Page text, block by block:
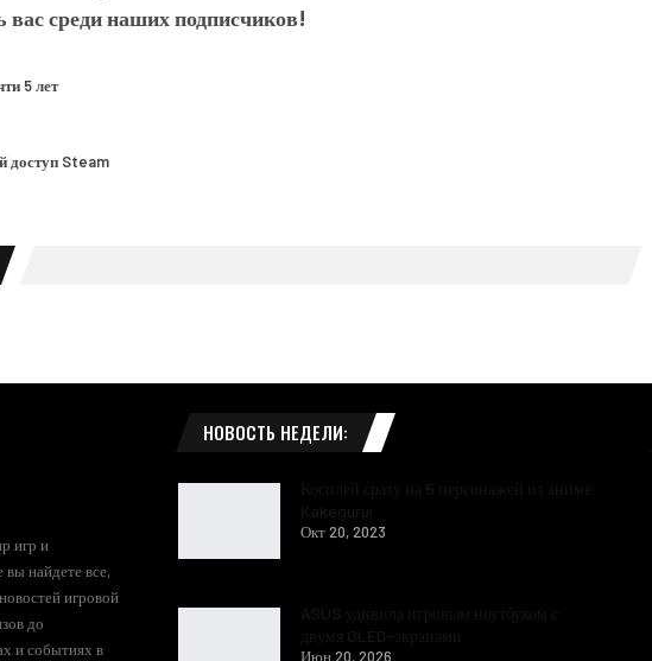
среди наших подписчиков!
5 лет
доступ Steam
игр и
найдете все,
игровой
до
и событиях в
НОВОСТЬ НЕДЕЛИ:
Окт 20, 2023
Июн 20, 2026